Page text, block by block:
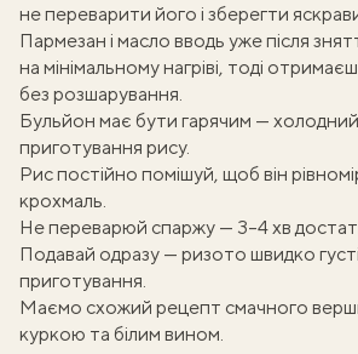
не переварити його і зберегти
Пармезан і масло вводь уже після
на мінімальному нагріві, тоді
без розшарування.
Бульйон має бути гарячим —
приготування рису.
Рис постійно помішуй, щоб він
крохмаль.
Не переварюй спаржу — 3–4 хв
Подавай одразу — ризото швидко
приготування.
Маємо схожий рецепт смачного
куркою та білим вином.